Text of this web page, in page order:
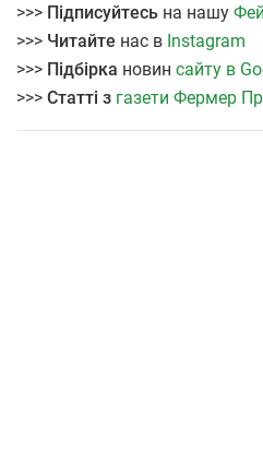
>>> Підписуйтесь на нашу
>>> Читайте нас в Instagram
>>> Підбірка новин сайту в
>>> Статті з газети Фермер